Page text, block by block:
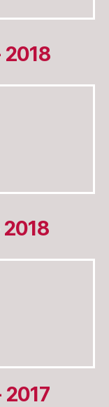
2018
2018
2017